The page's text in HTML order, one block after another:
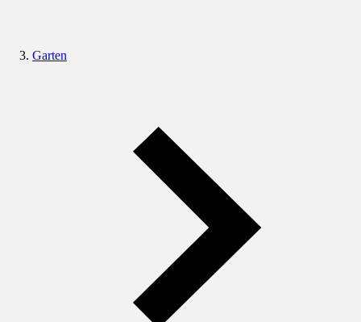
Garten